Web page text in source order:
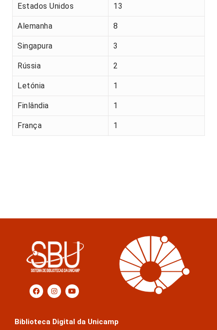
Estados Unidos 13
Alemanha 8
Singapura 3
Rússia 2
Letónia 1
Finlândia 1
França 1
Biblioteca Digital da Unicamp